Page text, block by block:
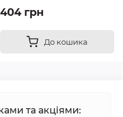
404 грн
До кошика
та акціями: